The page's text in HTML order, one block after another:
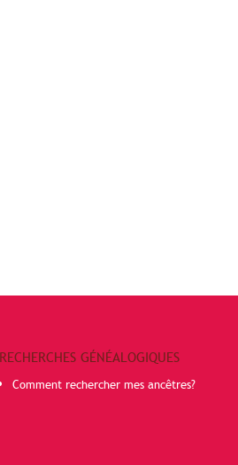
RECHERCHES GÉNÉALOGIQUES
Comment rechercher mes ancêtres?